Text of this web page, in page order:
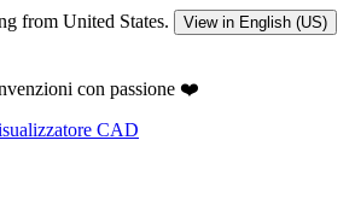
from United States. View in English (US)
con passione ❤️
CAD